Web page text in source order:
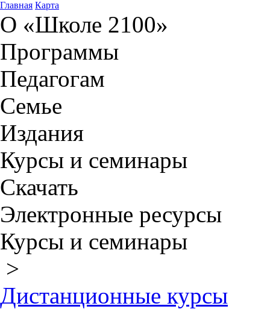
Главная Карта
О «Школе 2100»
Программы
Педагогам
Семье
Издания
Курсы и семинары
Скачать
Электронные ресурсы
Курсы и семинары
>
Дистанционные курсы